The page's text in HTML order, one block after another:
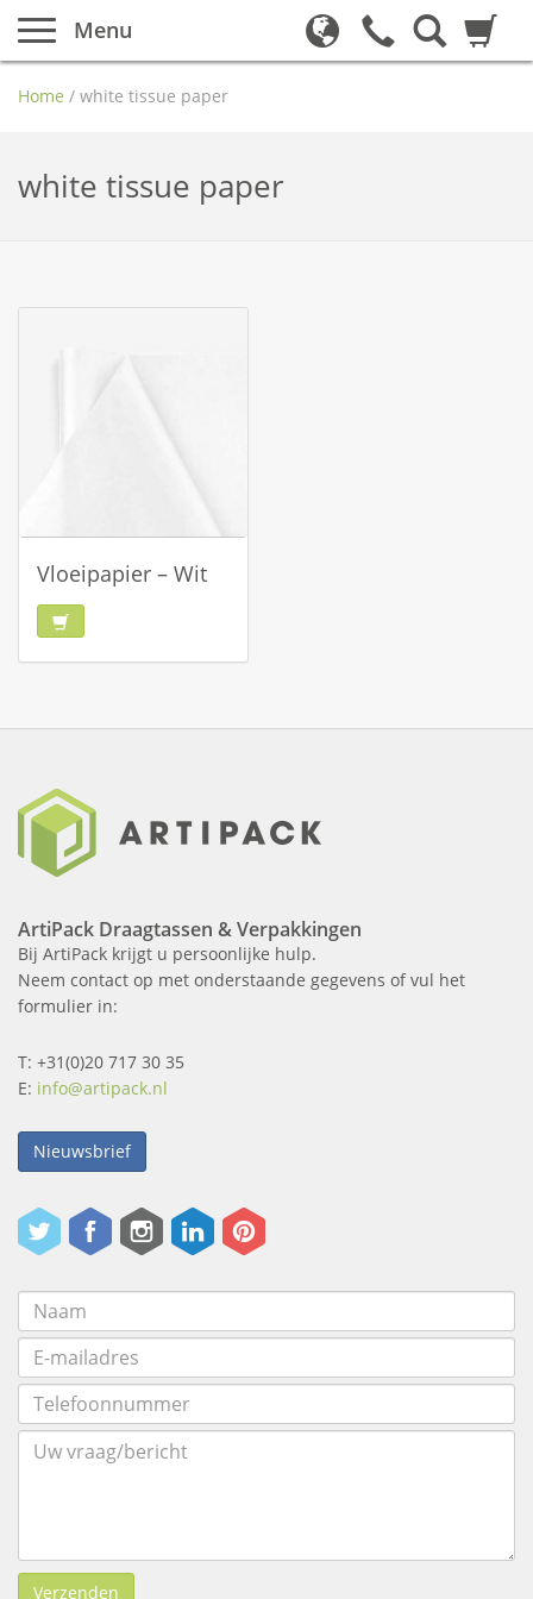
Menu
Home / white tissue paper
white tissue paper
Vloeipapier – Wit
ArtiPack Draagtassen & Verpakkingen
Bij ArtiPack krijgt u persoonlijke hulp.
Neem contact op met onderstaande gegevens of vul het
formulier in:
T: +31(0)20 717 30 35
E: info@artipack.nl
Nieuwsbrief
Verzenden